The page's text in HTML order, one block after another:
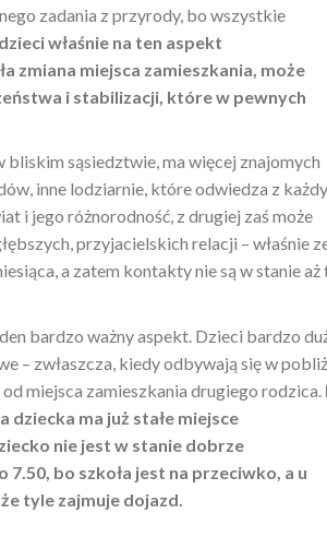
zadania z przyrody, bo wszystkie
właśnie na ten aspekt
zmiana miejsca zamieszkania, może
i stabilizacji, które w pewnych
bliskim sąsiedztwie, ma więcej znajomych
inne lodziarnie, które odwiedza z
i jego różnorodność, z drugiej zaś może
przyjacielskich relacji – właśnie
a zatem kontakty nie są w stanie aż
bardzo ważny aspekt. Dzieci bardzo
– zwłaszcza, kiedy odbywają się w
miejsca zamieszkania drugiego rodzica. I
ma już stałe miejsce
nie jest w stanie dobrze
bo szkoła jest na przeciwko, a u
tyle zajmuje dojazd.